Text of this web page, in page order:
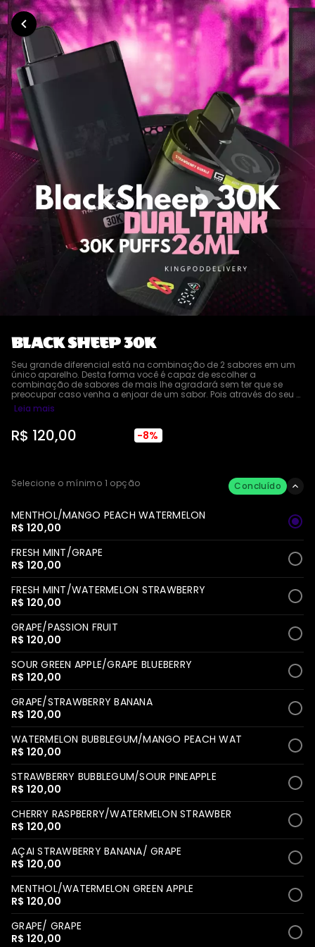
BLACK SHEEP 30K
Seu grande diferencial está na combinação de 2 sabores em um
único aparelho. Desta forma você é capaz de escolher a
combinação de sabores de mais lhe agradará sem ter que se
preocupar caso venha a enjoar de um sabor. Pois através do seu
sistema Dual Tank, o Black Sheep 30K possibilita a alternância entre
os sabores do seu dispositivo.
Leia mais
R$ 120,00 -8%
Selecione o mínimo 1 opção Concluído
MENTHOL/MANGO PEACH WATERMELON
R$ 120,00
FRESH MINT/GRAPE
R$ 120,00
FRESH MINT/WATERMELON STRAWBERRY
R$ 120,00
GRAPE/PASSION FRUIT
R$ 120,00
SOUR GREEN APPLE/GRAPE BLUEBERRY
R$ 120,00
GRAPE/STRAWBERRY BANANA
R$ 120,00
WATERMELON BUBBLEGUM/MANGO PEACH WAT
R$ 120,00
STRAWBERRY BUBBLEGUM/SOUR PINEAPPLE
R$ 120,00
CHERRY RASPBERRY/WATERMELON STRAWBER
R$ 120,00
AÇAI STRAWBERRY BANANA/ GRAPE
R$ 120,00
MENTHOL/WATERMELON GREEN APPLE
R$ 120,00
GRAPE/ GRAPE
R$ 120,00